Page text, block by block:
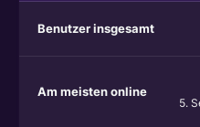
Benutzer insgesamt
Am meisten online
5.